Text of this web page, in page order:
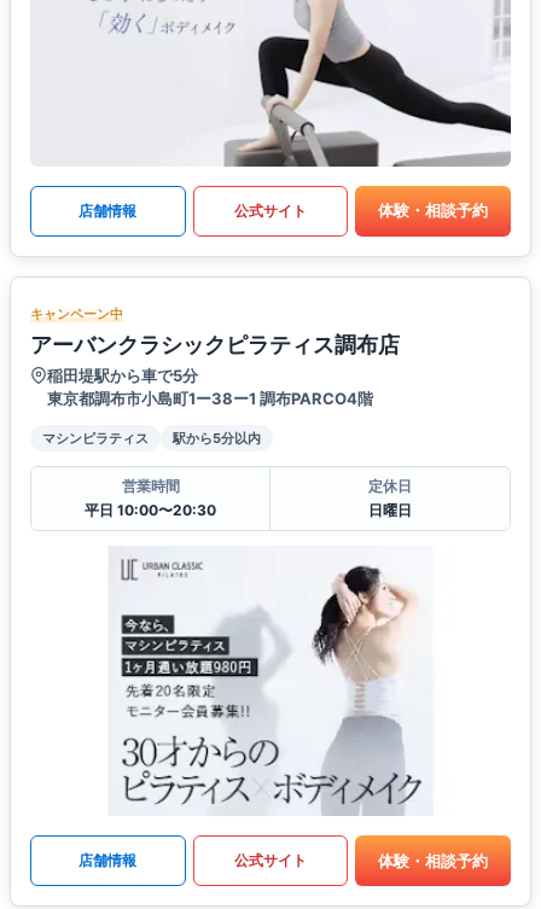
店舗情報 公式サイト 体験・相談予約
キャンペーン中
アーバンクラシックピラティス調布店
稲田堤駅から車で5分
東京都調布市小島町1ー38ー1 調布PARCO4階
マシンピラティス 駅から5分以内
営業時間
平日 10:00〜20:30
定休日
日曜日
店舗情報 公式サイト 体験・相談予約